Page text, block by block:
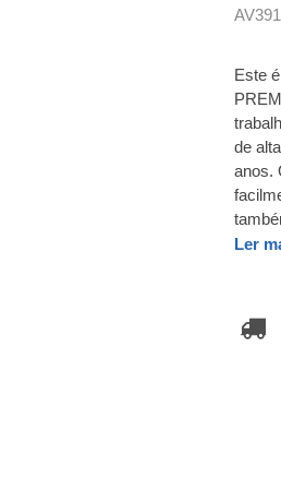
Este
de
anos.
Ler